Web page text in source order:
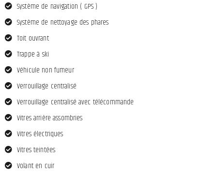
Système de navigation ( GPS )
Système de nettoyage des phares
Toit ouvrant
Trappe à ski
Véhicule non fumeur
Verrouillage centralisé
Verrouillage centralisé avec télécommande
Vitres arrière assombries
Vitres électriques
Vitres teintées
Volant en cuir